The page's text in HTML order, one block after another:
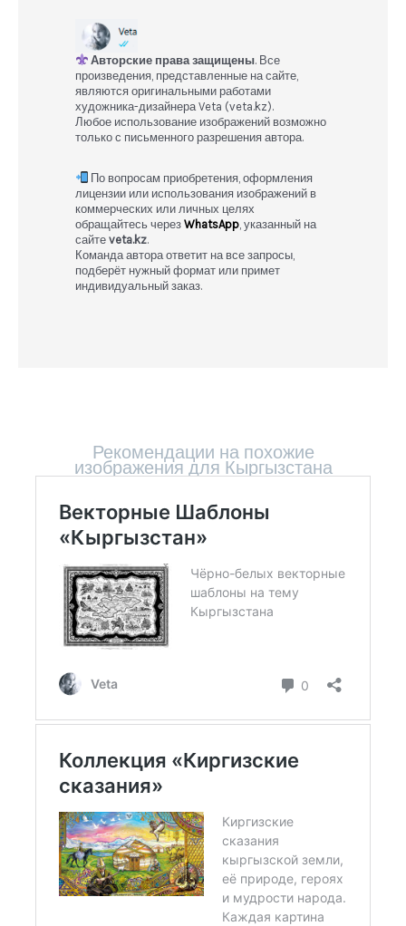
Авторские права защищены. Все
произведения, представленные на сайте,
являются оригинальными работами
художника-дизайнера Veta (veta.kz).
Любое использование изображений возможно
только с письменного разрешения автора.
По вопросам приобретения, оформления
лицензии или использования изображений в
коммерческих или личных целях
обращайтесь через WhatsApp, указанный на
сайте veta.kz.
Команда автора ответит на все запросы,
подберёт нужный формат или примет
индивидуальный заказ.
Рекомендации на похожие
изображения для Кыргызстана